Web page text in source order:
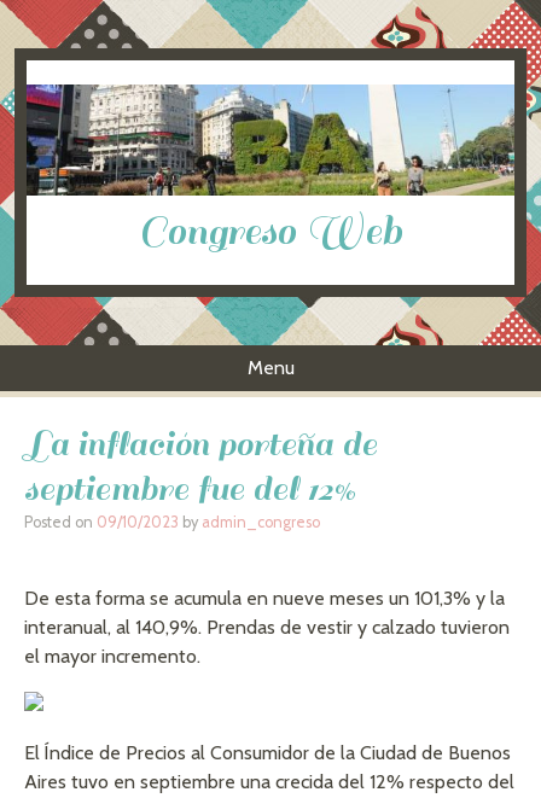
Congreso Web
Menu
La inflación porteña de
septiembre fue del 12%
Posted on 09/10/2023 by admin_congreso
De esta forma se acumula en nueve meses un 101,3% y la
interanual, al 140,9%. Prendas de vestir y calzado tuvieron
el mayor incremento.
El Índice de Precios al Consumidor de la Ciudad de Buenos
Aires tuvo en septiembre una crecida del 12% respecto del